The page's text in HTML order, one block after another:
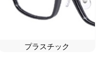
プラスチック